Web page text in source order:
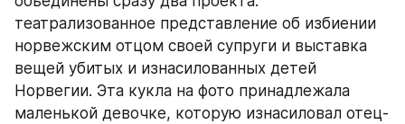
театрализованное представление об избиении
норвежским отцом своей супруги и выставка
вещей убитых и изнасилованных детей
Норвегии. Эта кукла на фото принадлежала
маленькой девочке, которую изнасиловал отец-